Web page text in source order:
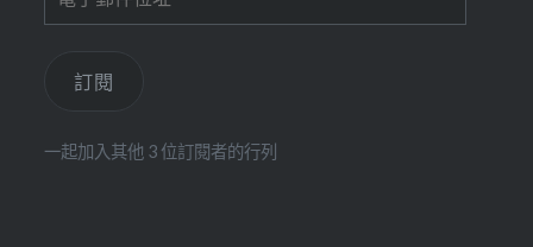
子
訂閱
一起加入其他 3 位訂閱者的行列